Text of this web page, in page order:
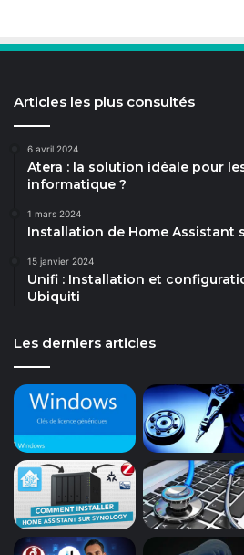
Articles les plus consultés
6 avril 2024
Atera : la solution idéale pour
informatique ?
1 mars 2024
Installation de Home Assistant
15 janvier 2024
Unifi : Installation et
Ubiquiti
Les derniers articles